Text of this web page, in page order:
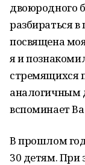
двоюродного
разбираться
посвящена
я и
стремящихся
аналогичным
вспоминает
В прошлом
30 детям. При